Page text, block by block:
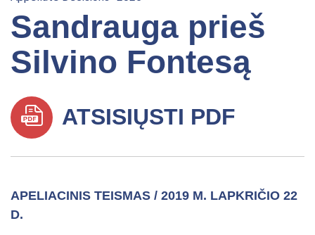
Sandrauga prieš
Silvino Fontesą
ATSISIŲSTI PDF
APELIACINIS TEISMAS / 2019 M. LAPKRIČIO 22
D.